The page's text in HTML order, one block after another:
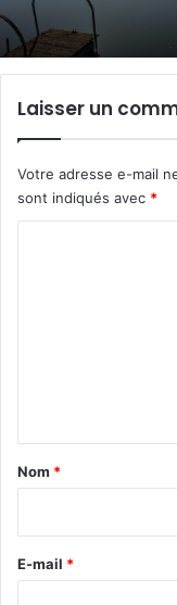
Laisser un
Votre adresse e-mail
sont indiqués avec *
a
e
Nom *
E-mail *